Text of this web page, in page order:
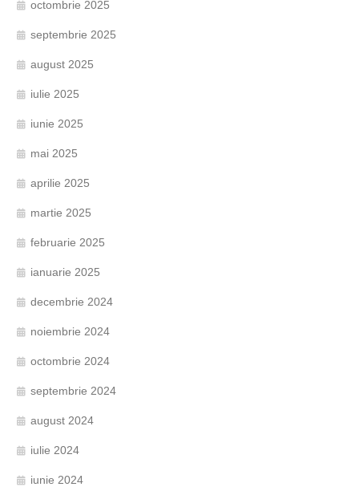
octombrie 2025
septembrie 2025
august 2025
iulie 2025
iunie 2025
mai 2025
aprilie 2025
martie 2025
februarie 2025
ianuarie 2025
decembrie 2024
noiembrie 2024
octombrie 2024
septembrie 2024
august 2024
iulie 2024
iunie 2024